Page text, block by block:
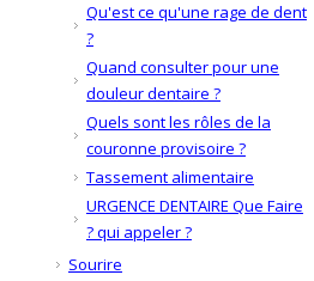
Qu'est ce qu'une rage de dent
?
Quand consulter pour une
douleur dentaire ?
Quels sont les rôles de la
couronne provisoire ?
Tassement alimentaire
URGENCE DENTAIRE Que Faire
? qui appeler ?
Sourire